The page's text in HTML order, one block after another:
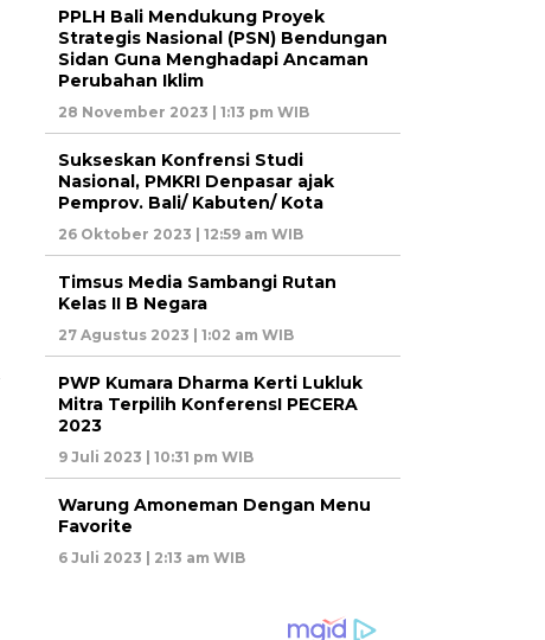
PPLH Bali Mendukung Proyek
Strategis Nasional (PSN) Bendungan
Sidan Guna Menghadapi Ancaman
Perubahan Iklim
28 November 2023 | 1:13 pm WIB
Sukseskan Konfrensi Studi
Nasional, PMKRI Denpasar ajak
Pemprov. Bali/ Kabuten/ Kota
26 Oktober 2023 | 12:59 am WIB
Timsus Media Sambangi Rutan
Kelas II B Negara
27 Agustus 2023 | 1:02 am WIB
PWP Kumara Dharma Kerti Lukluk
Mitra Terpilih KonferensI PECERA
2023
9 Juli 2023 | 10:31 pm WIB
Warung Amoneman Dengan Menu
Favorite
6 Juli 2023 | 2:13 am WIB